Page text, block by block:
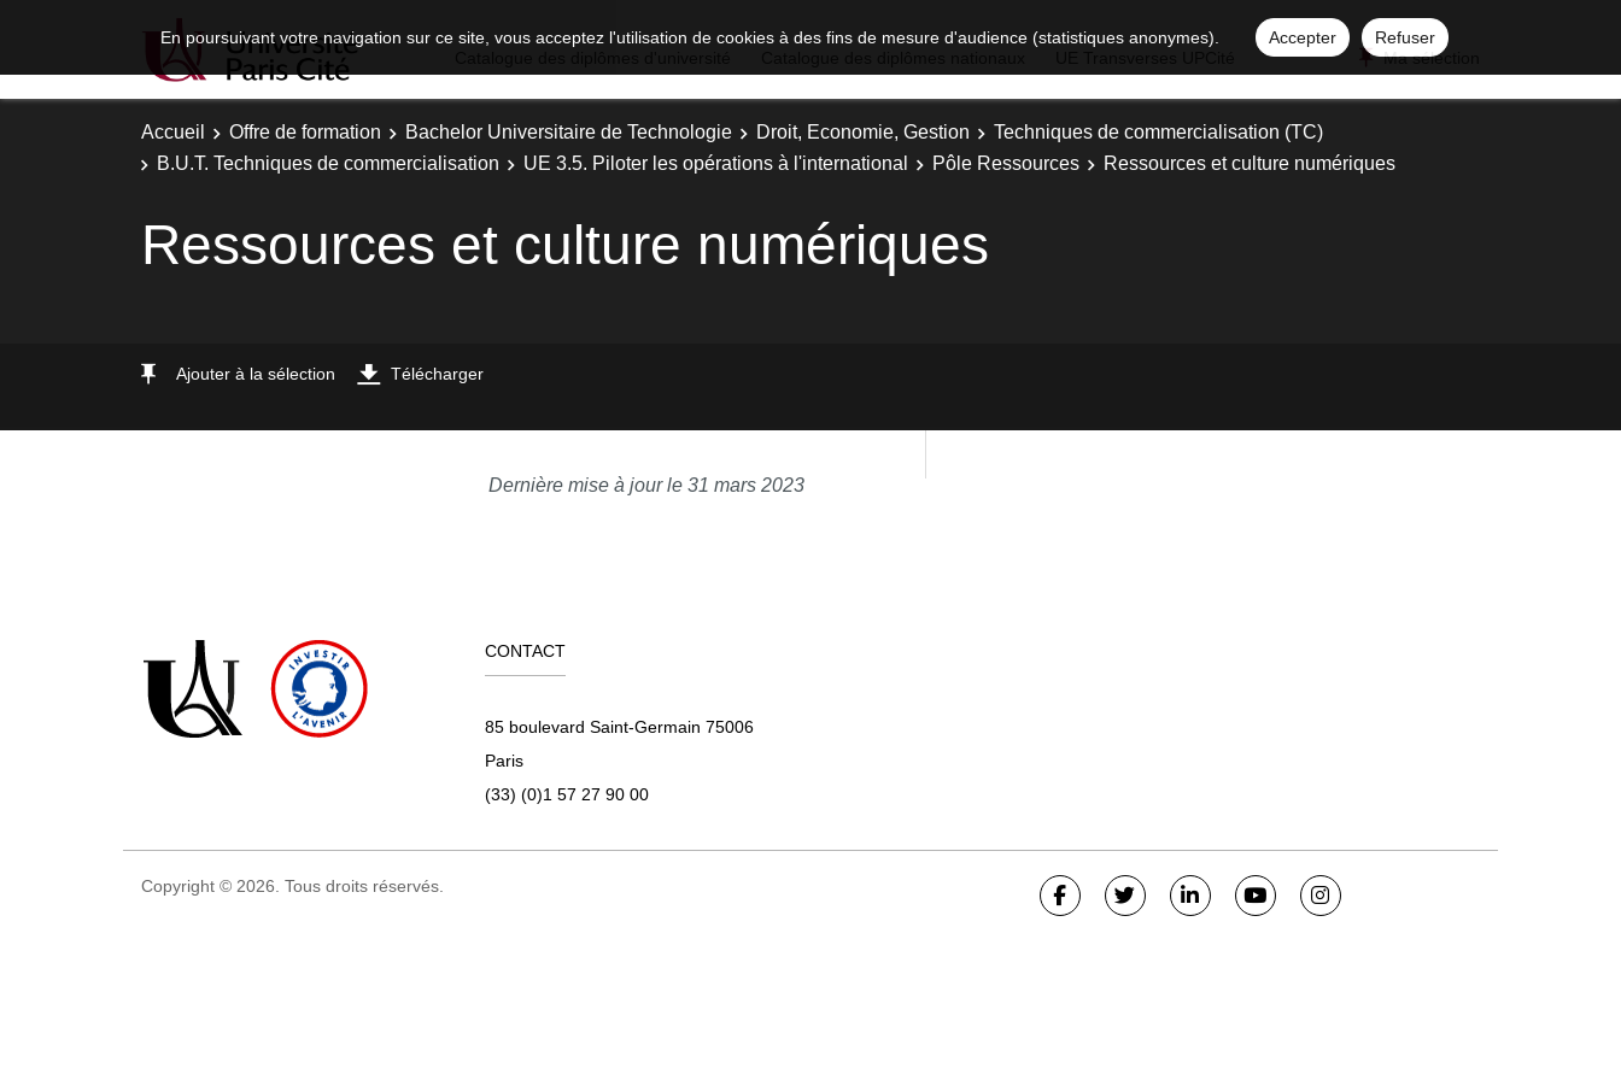
En poursuivant votre navigation sur ce site, vous acceptez l'utilisation de cookies à des fins de mesure d'audience (statistiques anonymes). Accepter
Refuser
Ma sélection
Accueil Offre de formation Bachelor Universitaire de Technologie Droit, Economie, Gestion
Techniques de commercialisation (TC)
B.U.T. Techniques de commercialisation
UE 3.5. Piloter les opérations à l'international Pôle Ressources Ressources et culture numériques
Ressources et culture numériques
Ajouter à la sélection Télécharger
Dernière mise à jour le 31 mars 2023
CONTACT
85 boulevard Saint-Germain 75006
Paris
(33) (0)1 57 27 90 00
Copyright © 2026. Tous droits réservés.